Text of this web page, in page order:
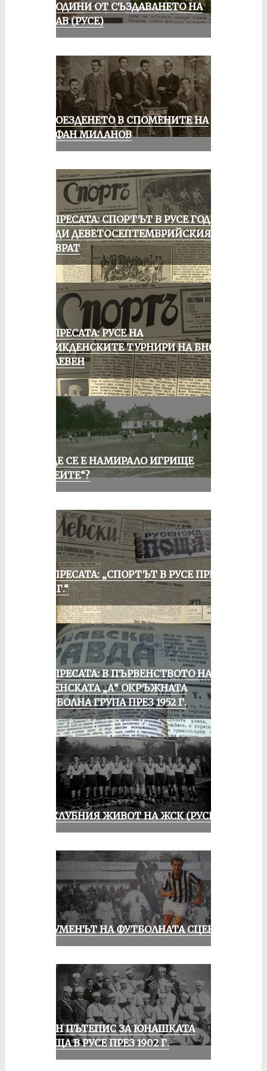
70 ГОДИНИ ОТ СЪЗДАВАНЕТО НА
ДУНАВ (РУСЕ)
КОЛОЕЗДЕНЕТО В СПОМЕНИТЕ НА
СТЕФАН МИЛАНОВ
ОТ ПРЕСАТА: СПОРТЪТ В РУСЕ ГОДИНА
ПРЕДИ ДЕВЕТОСЕПТЕМВРИЙСКИЯ
ПРЕВРАТ
ОТ ПРЕСАТА: РУСЕ НА
ВЕЛИКДЕНСКИТЕ ТУРНИРИ НА БНСФ
В ПЛЕВЕН
КЪДЕ СЕ Е НАМИРАЛО ИГРИЩЕ
„АЛЕИТЕ“?
ОТ ПРЕСАТА: „СПОРТЪТ В РУСЕ ПРЕЗ
1935 Г.“
ОТ ПРЕСАТА: В ПЪРВЕНСТВОТО НА
РУСЕНСКАТА „А“ ОКРЪЖНАТА
ФУТБОЛНА ГРУПА ПРЕЗ 1952 Г.
ИЗ КЛУБНИЯ ЖИВОТ НА ЖСК (РУСЕ)
ШОУМЕНЪТ НА ФУТБОЛНАТА СЦЕНА
ЕДИН ПЪТЕПИС ЗА ЮНАШКАТА
СРЕЩА В РУСЕ ПРЕЗ 1902 Г.